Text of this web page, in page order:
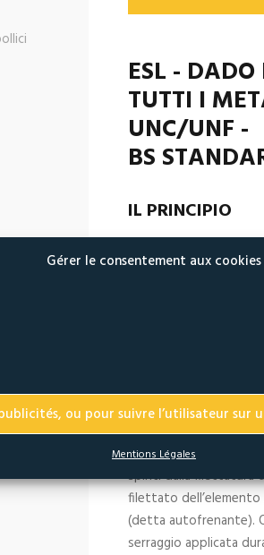
Gérer le consentement aux cookies
ou pour suivre l’utilisateur
Mentions Légales
ESL - DADO
TUTTI I
UNC/UNF -
BS
IL PRINCIPIO
DADO ESAGONALE
STANDARD BS
dado che vengono
deformazione
Durante il montaggio,
spinti dalla filettatura
filettato
(detta autofrenante).
serraggio applicata